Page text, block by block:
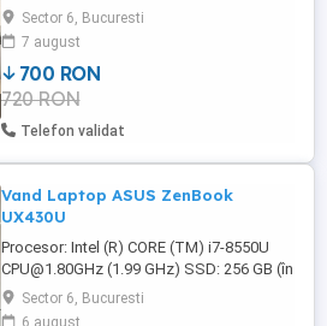
4 GB, 128 GB SSD, AMD Radeon Graphics,
Windows 10 Pro Educational, culoare
Mineral Grey. Acest laptop vine cu o placă
video integrată, oferind performanțe
excelente pentru sarcini zilnice și
multimedia. Achiziționat în 2022 ...
Sector 6, Bucuresti
7 august
700 RON
720 RON
Telefon validat
Vand Laptop ASUS ZenBook
UX430U
Procesor: Intel (R) CORE (TM) i7-8550U
CPU@1.80GHz (1.99 GHz) SSD: 256 GB (în
stare excelentă vezi foto) Windows 11
Home. Ultra subtire, greutate 1,2 kg. Stare
Sector 6, Bucuresti
6 august